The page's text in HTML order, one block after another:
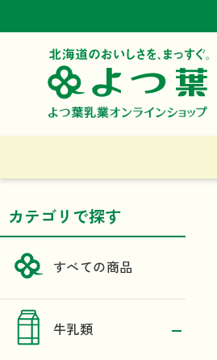
カテゴリで探す
すべての商品
牛乳類